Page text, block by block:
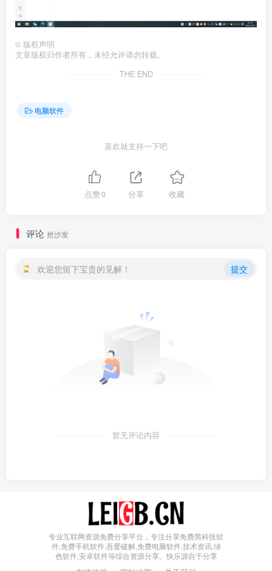
© 版权声明
文章版权归作者所有，未经允许请勿转载。
THE END
电脑软件
喜欢就支持一下吧
点赞0 分享 收藏
评论 抢沙发
欢迎您留下宝贵的见解！ 提交
暂无评论内容
专业互联网资源免费分享平台，专注分享免费黑科技软
件,免费手机软件,吾爱破解,免费电脑软件,技术资讯,绿
色软件,安卓软件等综合资源分享。快乐源自于分享